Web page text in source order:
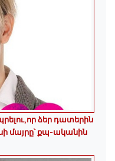
ձեր դատերին
մայրը՝ քպ-ականին